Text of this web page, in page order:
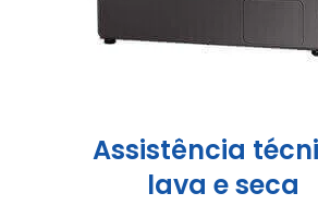
Assistência
lava e seca